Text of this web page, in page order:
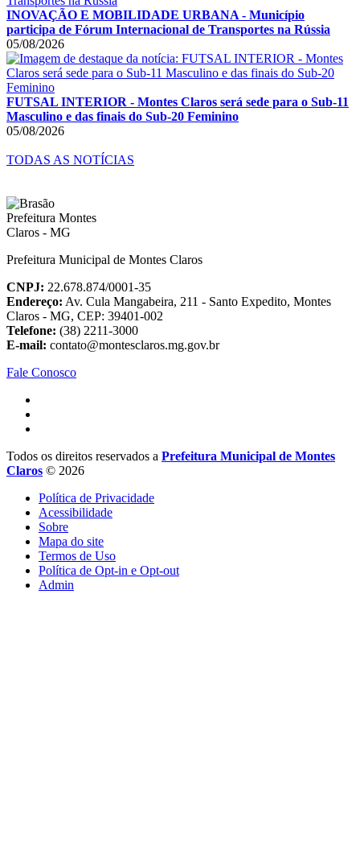
INOVAÇÃO E MOBILIDADE URBANA - Município
participa de Fórum Internacional de Transportes na Rússia
05/08/2026
FUTSAL INTERIOR - Montes Claros será sede para o Sub-11
Masculino e das finais do Sub-20 Feminino
05/08/2026
TODAS AS NOTÍCIAS
Prefeitura Municipal de Montes Claros
CNPJ: 22.678.874/0001-35
Endereço: Av. Cula Mangabeira, 211 - Santo Expedito, Montes
Claros - MG, CEP: 39401-002
Telefone: (38) 2211-3000
E-mail: contato@montesclaros.mg.gov.br
Fale Conosco
Todos os direitos reservados a Prefeitura Municipal de Montes
Claros © 2026
Política de Privacidade
Acessibilidade
Sobre
Mapa do site
Termos de Uso
Política de Opt-in e Opt-out
Admin